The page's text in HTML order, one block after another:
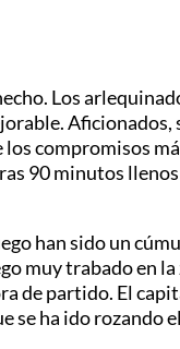
Los
los compromisos
90 minutos
han sido un
muy trabado en
de partido. El
se ha ido rozando